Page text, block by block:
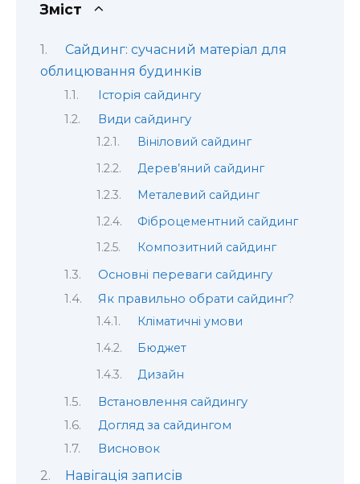
Зміст
Сайдинг: сучасний матеріал для
облицювання будинків
Історія сайдингу
Види сайдингу
Вініловий сайдинг
Дерев’яний сайдинг
Металевий сайдинг
Фіброцементний сайдинг
Композитний сайдинг
Основні переваги сайдингу
Як правильно обрати сайдинг?
Кліматичні умови
Бюджет
Дизайн
Встановлення сайдингу
Догляд за сайдингом
Висновок
Навігація записів